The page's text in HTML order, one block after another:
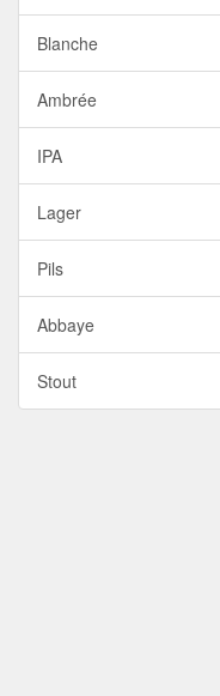
Blanche
Ambrée
IPA
Lager
Pils
Abbaye
Stout